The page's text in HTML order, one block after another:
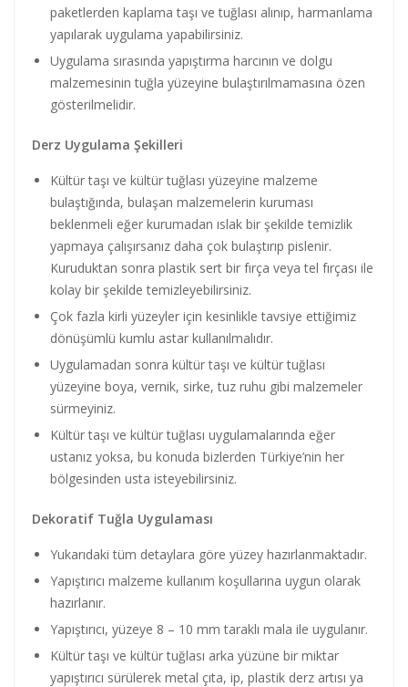
paketlerden kaplama taşı ve tuğlası alınıp, harmanlama
yapılarak uygulama yapabilirsiniz.
Uygulama sırasında yapıştırma harcının ve dolgu
malzemesinin tuğla yüzeyine bulaştırılmamasına özen
gösterilmelidir.
Derz Uygulama Şekilleri
Kültür taşı ve kültür tuğlası yüzeyine malzeme
bulaştığında, bulaşan malzemelerin kuruması
beklenmeli eğer kurumadan ıslak bir şekilde temizlik
yapmaya çalışırsanız daha çok bulaştırıp pislenir.
Kuruduktan sonra plastik sert bir fırça veya tel fırçası ile
kolay bir şekilde temizleyebilirsiniz.
Çok fazla kirli yüzeyler için kesinlikle tavsiye ettiğimiz
dönüşümlü kumlu astar kullanılmalıdır.
Uygulamadan sonra kültür taşı ve kültür tuğlası
yüzeyine boya, vernik, sirke, tuz ruhu gibi malzemeler
sürmeyiniz.
Kültür taşı ve kültür tuğlası uygulamalarında eğer
ustanız yoksa, bu konuda bizlerden Türkiye’nin her
bölgesinden usta isteyebilirsiniz.
Dekoratif Tuğla Uygulaması
Yukarıdaki tüm detaylara göre yüzey hazırlanmaktadır.
Yapıştırıcı malzeme kullanım koşullarına uygun olarak
hazırlanır.
Yapıştırıcı, yüzeye 8 – 10 mm taraklı mala ile uygulanır.
Kültür taşı ve kültür tuğlası arka yüzüne bir miktar
yapıştırıcı sürülerek metal çıta, ip, plastik derz artısı ya